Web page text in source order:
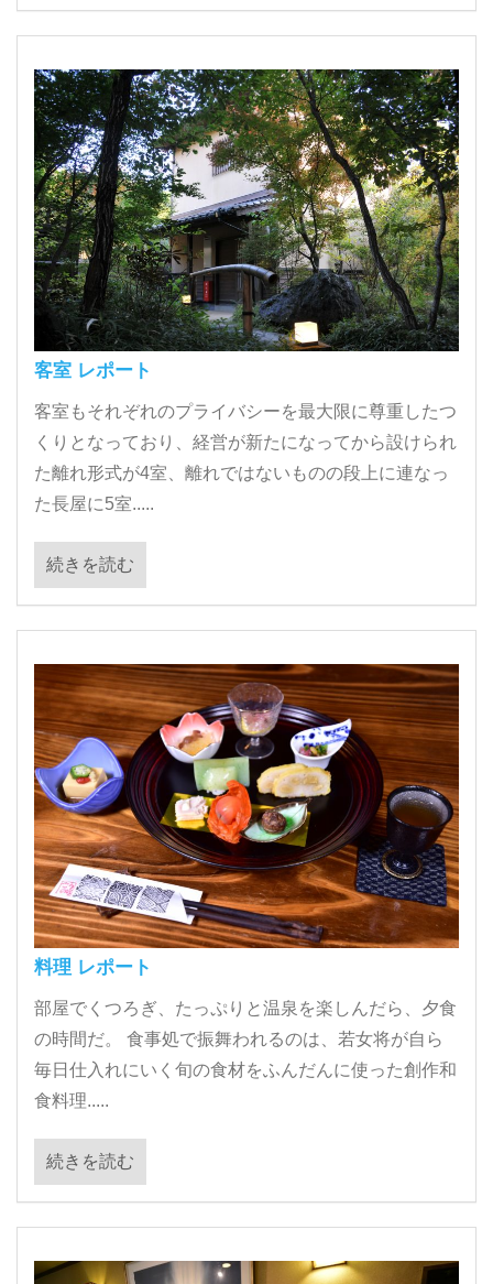
客室 レポート
客室もそれぞれのプライバシーを最大限に尊重したつ
くりとなっており、経営が新たになってから設けられ
た離れ形式が4室、離れではないものの段上に連なっ
た長屋に5室.....
続きを読む
料理 レポート
部屋でくつろぎ、たっぷりと温泉を楽しんだら、夕食
の時間だ。 食事処で振舞われるのは、若女将が自ら
毎日仕入れにいく旬の食材をふんだんに使った創作和
食料理.....
続きを読む